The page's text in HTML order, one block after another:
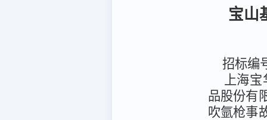
宝山
招标编
上海
品股份有
吹氩枪事